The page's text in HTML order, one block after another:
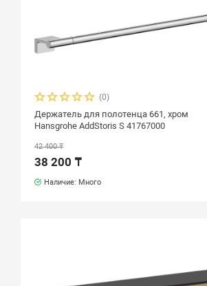
(0)
Держатель для полотенца 661, хром
Hansgrohe AddStoris S 41767000
42 400 ₸
38 200 ₸
Наличие: Много